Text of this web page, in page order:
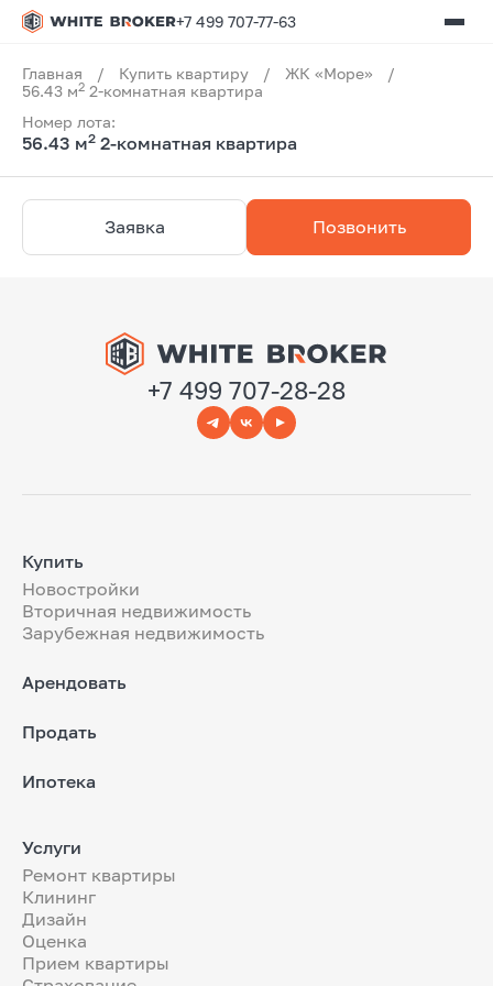
+7 499 707-77-63
Главная / Купить квартиру / ЖК «Море»
/
56.43 м2 2-комнатная квартира
Номер лота:
56.43 м2 2-комнатная квартира
Заявка Позвонить
+7 499 707-28-28
Купить
Новостройки
Вторичная недвижимость
Зарубежная недвижимость
Арендовать
Продать
Ипотека
Услуги
Ремонт квартиры
Клининг
Дизайн
Оценка
Прием квартиры